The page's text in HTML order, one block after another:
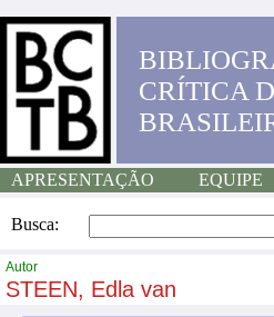
CRÍTICA
APRESENTAÇÃO EQUIPE
Busca:
Autor
STEEN, Edla van